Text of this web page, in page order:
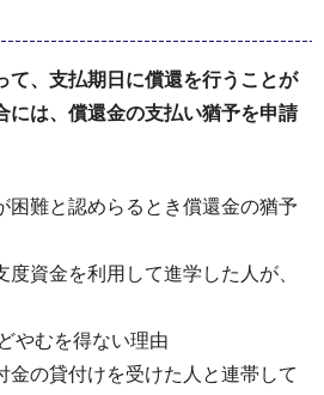
て、支払期日に償還を行うことが
には、償還金の支払い猶予を申請
困難と認めらるとき償還金の猶予
度資金を利用して進学した人が、
やむを得ない理由
の貸付けを受けた人と連帯して